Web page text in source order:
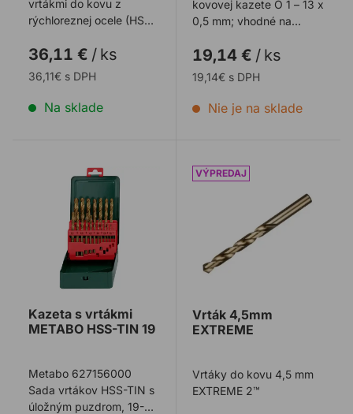
vrtákmi do kovu z
rýchloreznej ocele (HSS)
36,11 € / ks
36,11€ s DPH
Na sklade
kovovej kazete O 1 – 13 x
0,5 mm; vhodné na
19,14 € / ks
19,14€ s DPH
Nie je na sklade
Kazeta s vrtákmi METABO HSS-TIN 19
Kazeta s vrtákmi
METABO HSS-TIN 19
Metabo 627156000
Sada vrtákov HSS-TIN s
úložným puzdrom, 19-
Vrták 4,5mm EXTREME
Vrták 4,5mm
EXTREME
Vrtáky do kovu 4,5 mm
EXTREME 2™